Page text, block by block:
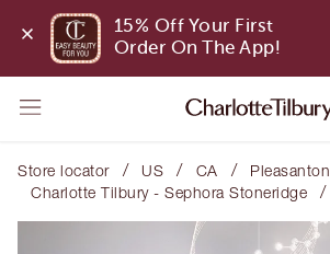
15% Off Your First
Order On The App!
Store locator / US / CA / Pleasanton
Charlotte Tilbury - Sephora Stoneridge /